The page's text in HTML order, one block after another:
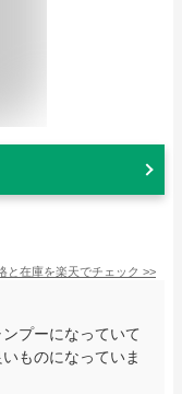
と在庫を楽天でチェック >>
プーになっていて
ものになっていま